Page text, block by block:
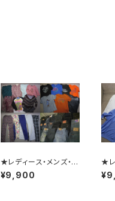
★レディース・メンズ・キ
ッズ古着MIX●時期物2
シーズン●古着衛門店
¥9,900
★レ
●
ア